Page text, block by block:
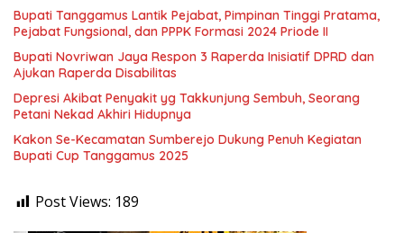
Bupati Tanggamus Lantik Pejabat, Pimpinan Tinggi Pratama,
Pejabat Fungsional, dan PPPK Formasi 2024 Priode II
Bupati Novriwan Jaya Respon 3 Raperda Inisiatif DPRD dan
Ajukan Raperda Disabilitas
Depresi Akibat Penyakit yg Takkunjung Sembuh, Seorang
Petani Nekad Akhiri Hidupnya
Kakon Se-Kecamatan Sumberejo Dukung Penuh Kegiatan
Bupati Cup Tanggamus 2025
Post Views: 189